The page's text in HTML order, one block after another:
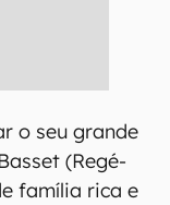
o seu grande
(Regé-
família rica e